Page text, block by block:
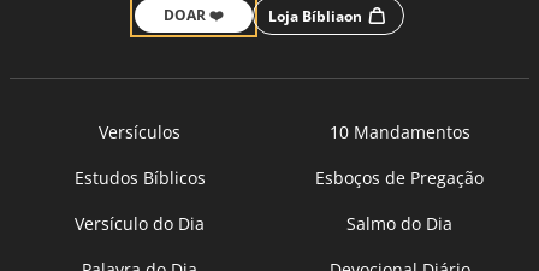
DOAR ❤️ Loja Bíbliaon
Versículos
10 Mandamentos
Estudos Bíblicos
Esboços de Pregação
Versículo do Dia
Salmo do Dia